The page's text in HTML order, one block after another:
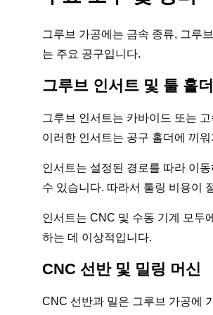
그루브 가공에는 금속 종류, 그루
는 주요 공구입니다.
그루브 인서트 및 툴 홀더
그루브 인서트는 카바이드 또는
이러한 인서트는 공구 홀더에 끼
인서트는 설정된 경로를 따라 이
수 있습니다. 따라서 툴링 비용이
인서트는 CNC 및 수동 기계 모두
하는 데 이상적입니다.
CNC 선반 및 밀링 머신
CNC 선반과 밀은 그루브 가공에